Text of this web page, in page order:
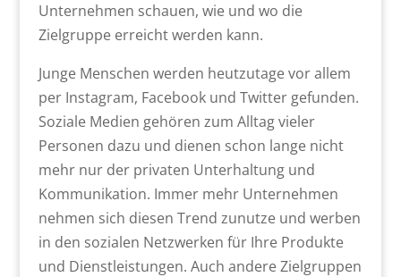
Unternehmen schauen, wie und wo die
Zielgruppe erreicht werden kann.
Junge Menschen werden heutzutage vor allem
per Instagram, Facebook und Twitter gefunden.
Soziale Medien gehören zum Alltag vieler
Personen dazu und dienen schon lange nicht
mehr nur der privaten Unterhaltung und
Kommunikation. Immer mehr Unternehmen
nehmen sich diesen Trend zunutze und werben
in den sozialen Netzwerken für Ihre Produkte
und Dienstleistungen. Auch andere Zielgruppen